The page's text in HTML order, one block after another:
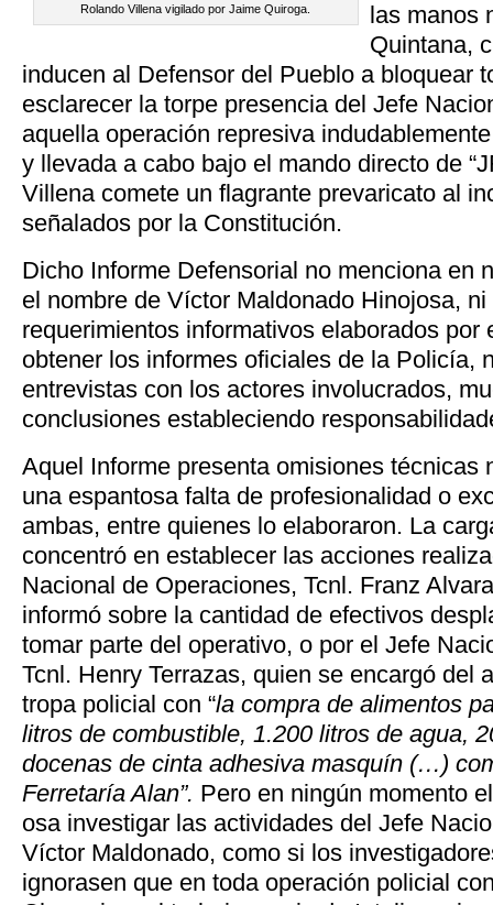
Rolando Villena vigilado por Jaime Quiroga.
las manos
Quintana,
inducen al Defensor del Pueblo a bloquear
esclarecer la torpe presencia del Jefe
aquella operación represiva
y llevada a cabo bajo el mando directo de
Villena comete un flagrante prevaricato al
señalados por la Constitución.
Dicho Informe Defensorial no menciona en
el nombre de Víctor Maldonado Hinojosa,
requerimientos informativos elaborados por
obtener los informes oficiales de la Policía,
entrevistas con los actores involucrados,
conclusiones estableciendo
Aquel Informe presenta omisiones técnicas
una espantosa falta de profesionalidad o
ambas, entre quienes lo elaboraron. La
concentró en establecer las acciones
Nacional de Operaciones, Tcnl. Franz
informó sobre la cantidad de efectivos
tomar parte del operativo, o por el Jefe
Tcnl. Henry Terrazas, quien se encargó del
tropa policial con “la compra de alimentos
litros de combustible, 1.200 litros de agua,
docenas de cinta adhesiva masquín (…)
Ferretaría Alan”. Pero en ningún momento
osa investigar las actividades del Jefe
Víctor Maldonado, como si los
ignorasen que en toda operación policial